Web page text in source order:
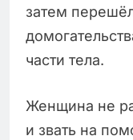
затем
части тела.
Женщина не
и звать на